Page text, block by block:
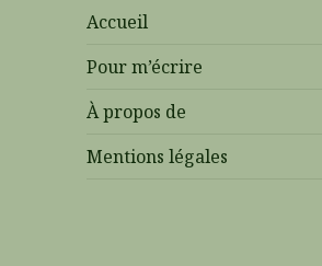
Accueil
Pour m’écrire
À propos de
Mentions légales